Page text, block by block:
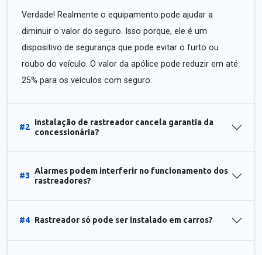
Verdade! Realmente o equipamento pode ajudar a
diminuir o valor do seguro. Isso porque, ele é um
dispositivo de segurança que pode evitar o furto ou
roubo do veículo. O valor da apólice pode reduzir em até
25% para os veículos com seguro.
#2
Instalação de rastreador cancela garantia da
concessionária?
#3
Alarmes podem interferir no funcionamento dos
rastreadores?
#4 Rastreador só pode ser instalado em carros?